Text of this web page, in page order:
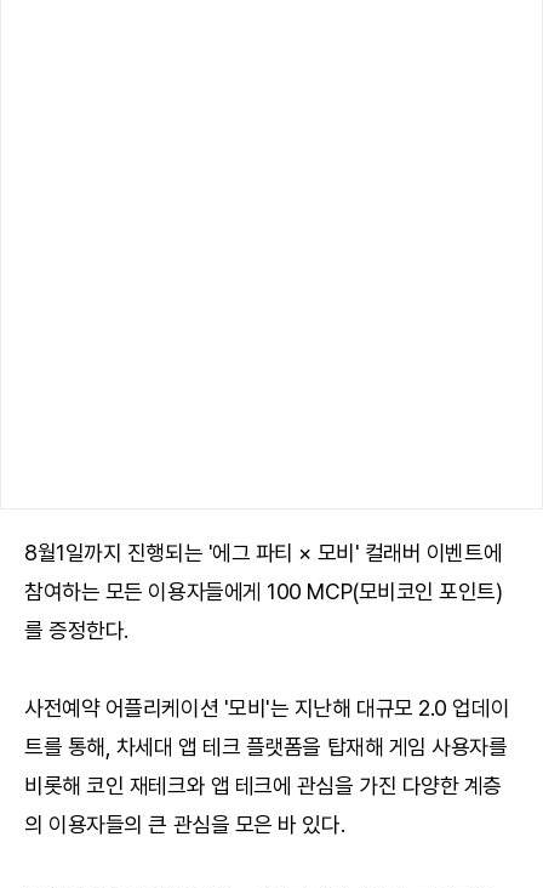
8월1일까지 진행되는 '에그 파티 × 모비' 컬래버 이벤트에
참여하는 모든 이용자들에게 100 MCP(모비코인 포인트)
를 증정한다.
사전예약 어플리케이션 '모비'는 지난해 대규모 2.0 업데이
트를 통해, 차세대 앱 테크 플랫폼을 탑재해 게임 사용자를
비롯해 코인 재테크와 앱 테크에 관심을 가진 다양한 계층
의 이용자들의 큰 관심을 모은 바 있다.